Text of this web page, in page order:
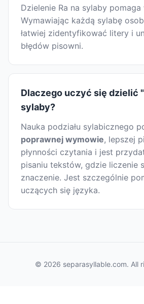
Dzielenie Ra na sylaby
Wymawiając każdą sylabę
łatwiej zidentyfikować litery i
błędów pisowni.
Dlaczego uczyć się dzielić
sylaby?
Nauka podziału sylabicznego
poprawnej wymowie, lepszej
płynności czytania i jest
pisaniu tekstów, gdzie liczenie
znaczenie. Jest szczególnie
uczących się języka.
© 2026 separasyllable.com. All